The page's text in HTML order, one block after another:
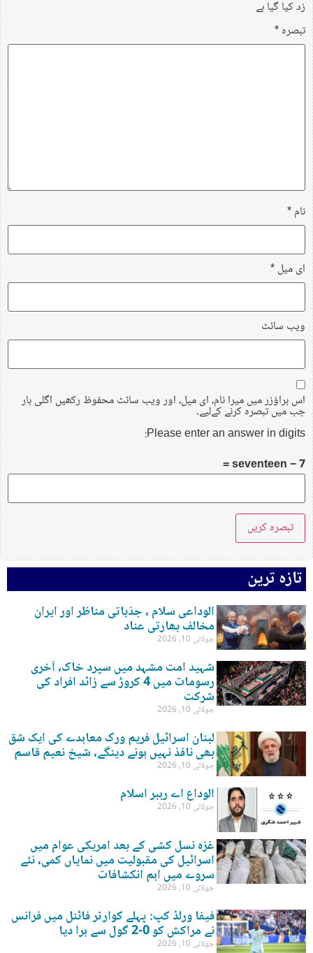
زد کیا گیا ہے
تبصرہ*
نام*
ای میل*
ویب‌ سائٹ
اس براؤزر میں میرا نام، ای میل، اور ویب سائٹ محفوظ رکھیں اگلی بار
جب میں تبصرہ کرنے کےلیے۔
Please enter an answer in digits:
seventeen − 7 =
تازہ ترین
الوداعی سلام ، جذباتی مناظر اور ایران
مخالف بھارتی عناد
جولائی 10, 2026
شہید امت مشہد میں سپرد خاک، آخری
رسومات میں 4 کروڑ سے زائد افراد کی
شرکت
جولائی 10, 2026
لبنان اسرائیل فریم ورک معاہدے کی ایک شق
بھی نافذ نہیں ہونے دینگے، شیخ نعیم قاسم
جولائی 10, 2026
الوداع اے رہبر اسلام
جولائی 10, 2026
غزہ نسل کشی کے بعد امریکی عوام میں
اسرائیل کی مقبولیت میں نمایاں کمی، نئے
سروے میں اہم انکشافات
جولائی 10, 2026
فیفا ورلڈ کپ: پہلے کوارٹر فائنل میں فرانس
نے مراکش کو 0-2 گول سے ہرا دیا
جولائی 10, 2026